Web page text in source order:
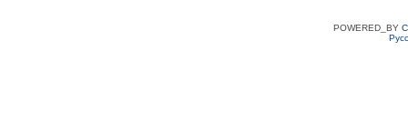
POWERED_BY